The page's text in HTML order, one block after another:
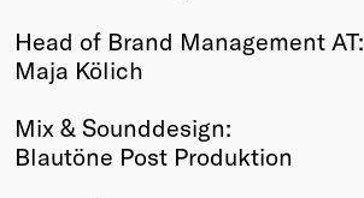
Head of Brand Management AT:
Maja Kölich
Mix & Sounddesign:
Blautöne Post Produktion